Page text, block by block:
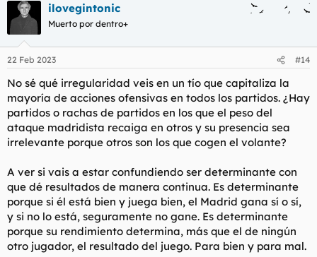
ilovegintonic
Muerto por dentro+
22 Feb 2023 #14
No sé qué irregularidad veis en un tío que capitaliza la
mayoría de acciones ofensivas en todos los partidos. ¿Hay
partidos o rachas de partidos en los que el peso del
ataque madridista recaiga en otros y su presencia sea
irrelevante porque otros son los que cogen el volante?
A ver si vais a estar confundiendo ser determinante con
que dé resultados de manera continua. Es determinante
porque si él está bien y juega bien, el Madrid gana sí o sí,
y si no lo está, seguramente no gane. Es determinante
porque su rendimiento determina, más que el de ningún
otro jugador, el resultado del juego. Para bien y para mal.